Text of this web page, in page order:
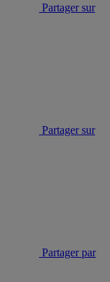
Partager sur
Partager sur
Partager par